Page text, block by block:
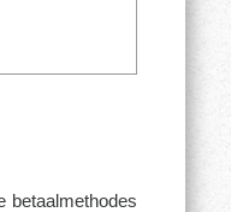
betaalmethodes